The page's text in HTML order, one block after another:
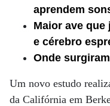
aprendem
Maior ave que
e cérebro
Onde
Um novo estudo
da Califórnia em